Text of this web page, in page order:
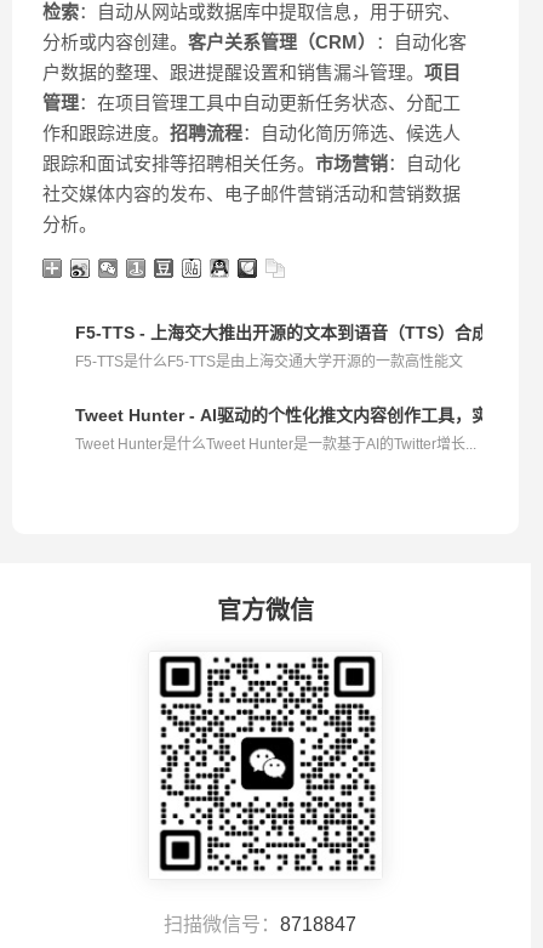
检索：自动从网站或数据库中提取信息，用于研究、
分析或内容创建。 客户关系管理（CRM）
：自动化客
户数据的整理、跟进提醒设置和销售漏斗管理。 项目
管理：在项目管理工具中自动更新任务状态、分配工
作和跟踪进度。 招聘流程：自动化简历筛选、候选人
跟踪和面试安排等招聘相关任务。 市场营销：自动化
社交媒体内容的发布、电子邮件营销活动和营销数据
分析。
F5-TTS - 上海交大推出开源的文本到语音（TTS）合成系统
F5-TTS是什么F5-TTS是由上海交通大学开源的一款高性能文
Tweet Hunter - AI驱动的个性化推文内容创作工具，实现
Tweet Hunter是什么Tweet Hunter是一款基于AI的Twitter增长...
官方微信
扫描微信号： 8718847